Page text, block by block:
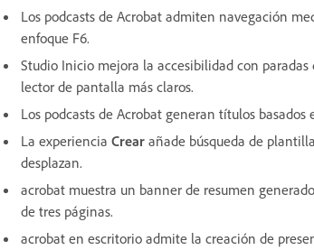
Los podcasts de Acrobat admiten navegación
enfoque F6.
Studio Inicio mejora la accesibilidad con
lector de pantalla más claros.
Los podcasts de Acrobat generan títulos
La experiencia Crear añade búsqueda de
desplazan.
acrobat muestra un banner de resumen
de tres páginas.
acrobat en escritorio admite la creación de